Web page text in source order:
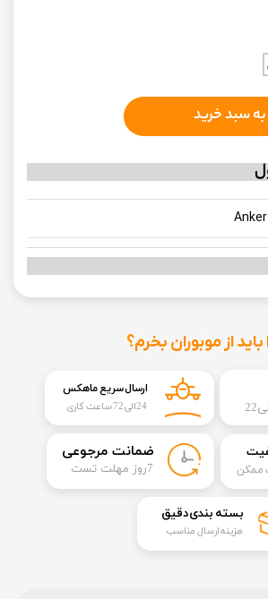
سبد خرید
Anker
باید از موبوران بخرم؟
​ضمانت مرجوعی
​7روز مهلت تست ممکن
ارسال سریع ماهکس
24الی72 ساعت کاری
​بسته بندی دقیق​​​​​​​
هزینه ارسال مناسب